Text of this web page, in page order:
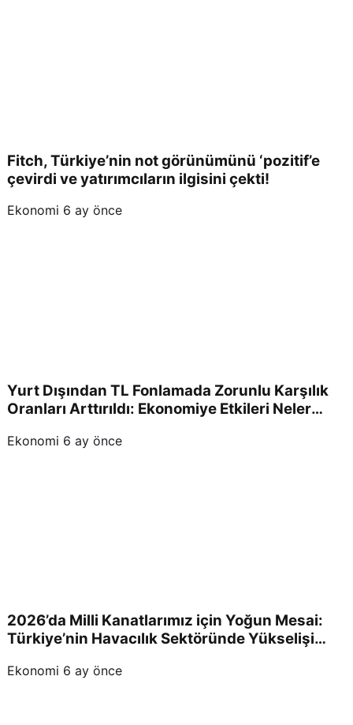
Fitch, Türkiye’nin not görünümünü ‘pozitif’e
çevirdi ve yatırımcıların ilgisini çekti!
Ekonomi 6 ay önce
Yurt Dışından TL Fonlamada Zorunlu Karşılık
Oranları Arttırıldı: Ekonomiye Etkileri Neler
Ekonomi 6 ay önce
2026’da Milli Kanatlarımız için Yoğun Mesai:
Türkiye’nin Havacılık Sektöründe Yükselişi
Ekonomi 6 ay önce